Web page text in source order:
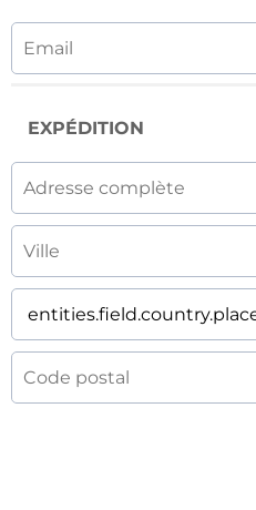
EXPÉDITION